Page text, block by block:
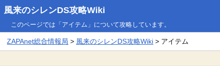
風来のシレンDS攻略Wiki
このページでは「アイテム」について攻略しています。
ZAPAnet総合情報局 > 風来のシレンDS攻略Wiki > アイテム